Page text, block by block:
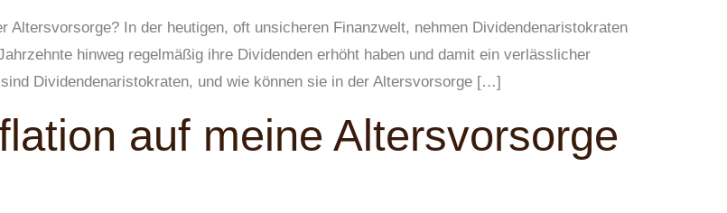
In der heutigen, oft unsicheren Finanzwelt, nehmen Dividendenaristokraten
hinweg regelmäßig ihre Dividenden erhöht haben und damit ein verlässlicher
Dividendenaristokraten, und wie können sie in der Altersvorsorge […]
auf meine Altersvorsorge